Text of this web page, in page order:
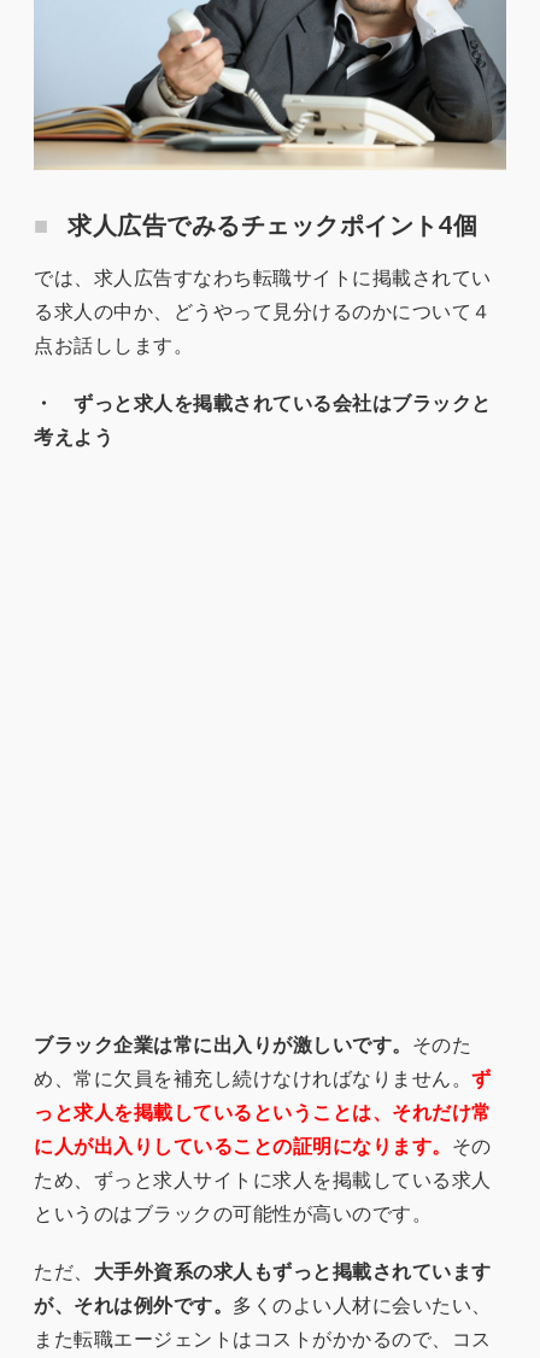
求人広告でみるチェックポイント4個
では、求人広告すなわち転職サイトに掲載されてい
る求人の中か、どうやって見分けるのかについて４
点お話しします。
・ ずっと求人を掲載されている会社はブラックと
考えよう
ブラック企業は常に出入りが激しいです。 そのた
め、常に欠員を補充し続けなければなりません。 ず
っと求人を掲載しているということは、それだけ常
に人が出入りしていることの証明になります。 その
ため、ずっと求人サイトに求人を掲載している求人
というのはブラックの可能性が高いのです。
ただ、 大手外資系の求人もずっと掲載されています
が、それは例外です。 多くのよい人材に会いたい、
また転職エージェントはコストがかかるので、コス